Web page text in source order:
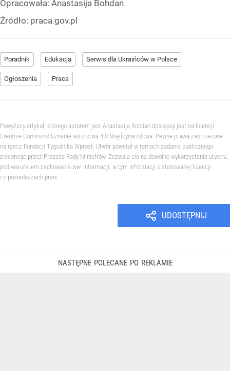
Opracowała: Anastasija Bohdan
Źródło: praca.gov.pl
Poradnik Edukacja Serwis dla Ukraińców w Polsce
Ogłoszenia Praca
Powyższy artykuł, którego autorem jest Anastasija Bohdan dostępny jest na licencji
Creative Commons Uznanie autorstwa 4.0 Międzynarodowa. Pewne prawa zastrzeżone
na rzecz Fundacji Tygodnika Wprost. Utwór powstał w ramach zadania publicznego
zleconego przez Prezesa Rady Ministrów. Zezwala się na dowolne wykorzystanie utworu,
pod warunkiem zachowania ww. informacji, w tym informacji o stosowanej licencji
i o posiadaczach praw.
UDOSTĘPNIJ